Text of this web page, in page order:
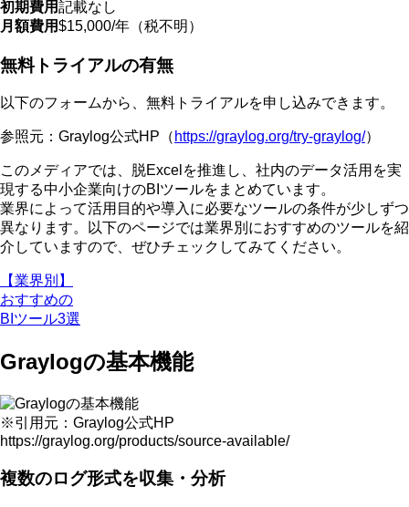
初期費用記載なし
月額費用$15,000/年（税不明）
無料トライアルの有無
以下のフォームから、無料トライアルを申し込みできます。
参照元：Graylog公式HP（ https://graylog.org/try-graylog/）
このメディアでは、脱Excelを推進し、社内のデータ活用を実
現する中小企業向けのBIツールをまとめています。
業界によって活用目的や導入に必要なツールの条件が少しずつ
異なります。以下のページでは業界別におすすめのツールを紹
介していますので、ぜひチェックしてみてください。
【業界別】
おすすめの
BIツール3選
Graylogの基本機能
※引用元：Graylog公式HP
https://graylog.org/products/source-available/
複数のログ形式を収集・分析